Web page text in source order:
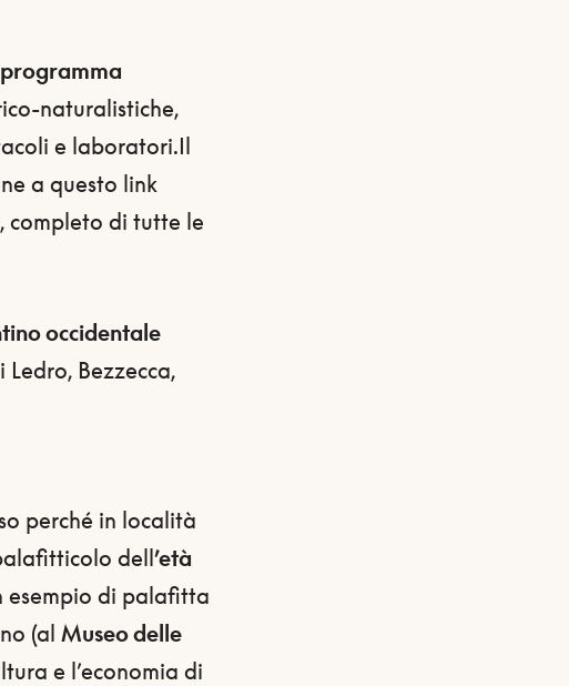
naturalistiche,
e laboratori.Il
a questo link
, completo di tutte le
occidentale
Bezzecca,
perché in località
dell’età
esempio di palafitta
(al Museo delle
e l’economia di